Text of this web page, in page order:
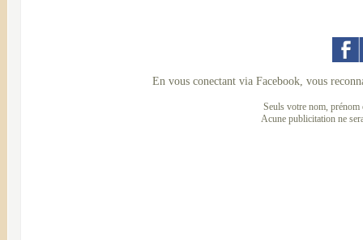
En vous conectant via Facebook, vous
Seuls votre nom, prénom
Acune publicitation ne